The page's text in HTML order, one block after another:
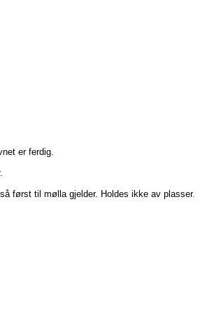
er ferdig.
først til mølla gjelder. Holdes ikke av plasser.